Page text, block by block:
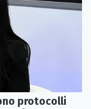
protocolli